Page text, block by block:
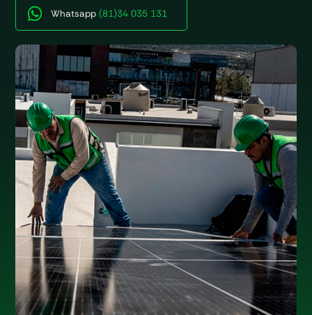
Whatsapp (81)34 035 131